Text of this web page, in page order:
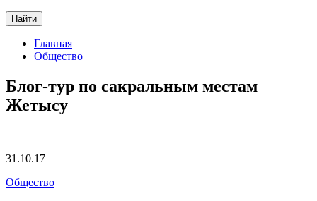
Найти
Главная
Общество
Блог-тур по сакральным местам
Жетысу
31.10.17
Общество